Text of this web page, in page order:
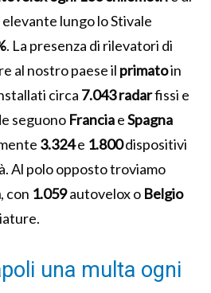
elevante lungo lo Stivale
. La presenza di rilevatori di
al nostro paese il primatoin
circa 7.043 radarfissi e
seguono FranciaeSpagna
3.324e 1.800dispositivi
Al polo opposto troviamo
, con 1.059autovelox o Belgio
una multa ogni